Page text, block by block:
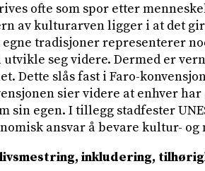
ofte som spor etter
av kulturarven ligger i at det
egne tradisjoner representerer
utvikle seg videre. Dermed er
Dette slås fast i Faro-
sier videre at enhver
sin egen. I tillegg stadfester
ansvar å bevare kultur-
livsmestring, inkludering,